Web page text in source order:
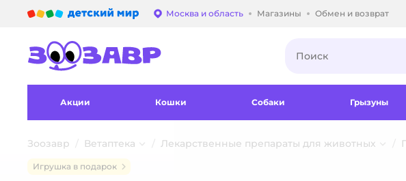
Выбор адреса доставки.
Москва и область Магазины Обмен и возврат
Акции Кошки Собаки Грызуны
Зоозавр Ветаптека Лекарственные препараты для животных
Игрушка в подарок